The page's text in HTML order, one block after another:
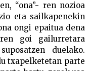
“ona”- ren nozioa
eta sailkapenekin
ongi epaitua dena
goi gailurretara
duelako.
txapelketetan parte